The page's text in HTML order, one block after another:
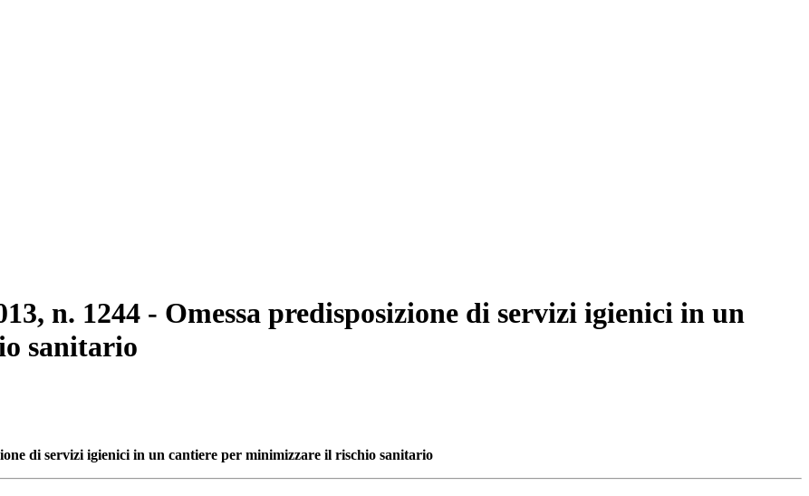
n. 1244 - Omessa predisposizione di servizi igienici in un
sanitario
di servizi igienici in un cantiere per minimizzare il rischio sanitario